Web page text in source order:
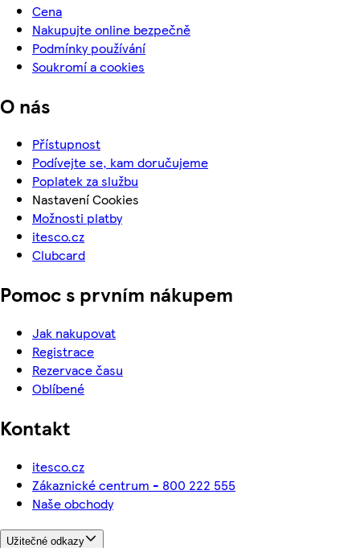
Cena
Nakupujte online bezpečně
Podmínky používání
Soukromí a cookies
O nás
Přístupnost
Podívejte se, kam doručujeme
Poplatek za službu
Nastavení Cookies
Možnosti platby
itesco.cz
Clubcard
Pomoc s prvním nákupem
Jak nakupovat
Registrace
Rezervace času
Oblíbené
Kontakt
itesco.cz
Zákaznické centrum - 800 222 555
Naše obchody
Užitečné odkazy